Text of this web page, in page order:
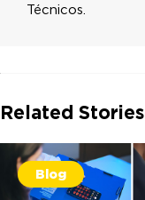
Técnicos.
Related Stories
Blog